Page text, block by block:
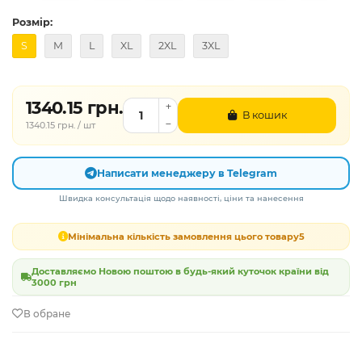
Розмір:
S
M L XL 2XL 3XL
1340.15 грн.
1340.15 грн. / шт
В кошик
Написати менеджеру в Telegram
Швидка консультація щодо наявності, ціни та нанесення
Мінімальна кількість замовлення цього товару5
Доставляємо Новою поштою в будь-який куточок країни від
3000 грн
В обране